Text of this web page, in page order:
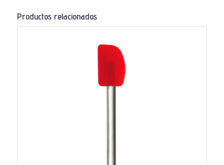
Productos relacionados